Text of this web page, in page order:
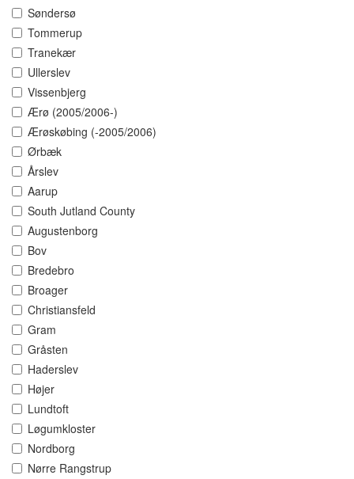
Søndersø
Tommerup
Tranekær
Ullerslev
Vissenbjerg
Ærø (2005/2006-)
Ærøskøbing (-2005/2006)
Ørbæk
Årslev
Aarup
South Jutland County
Augustenborg
Bov
Bredebro
Broager
Christiansfeld
Gram
Gråsten
Haderslev
Højer
Lundtoft
Løgumkloster
Nordborg
Nørre Rangstrup